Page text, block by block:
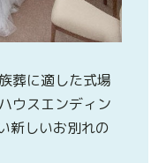
葬に適した式場
ウスエンディン
新しいお別れの